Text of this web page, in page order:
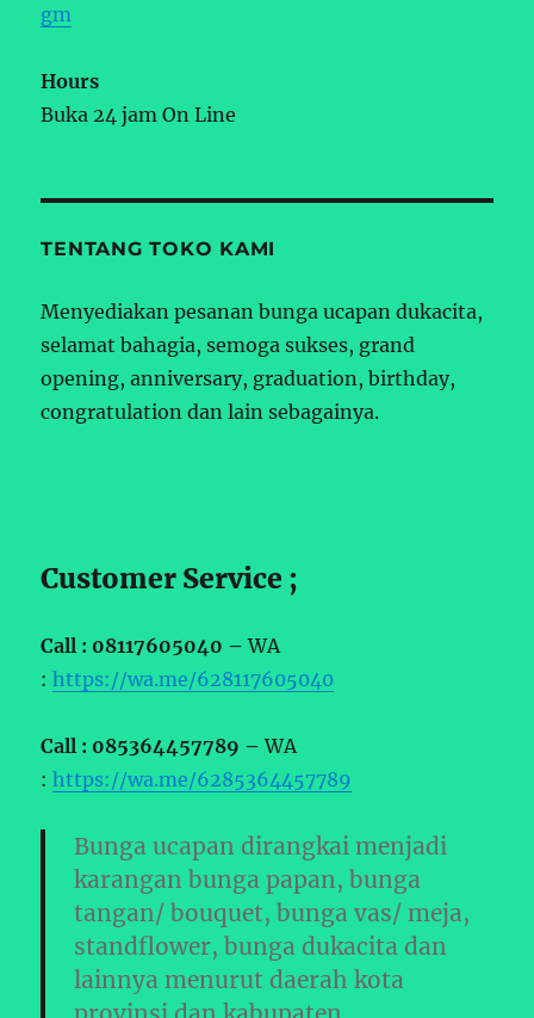
gm
Hours
Buka 24 jam On Line
TENTANG TOKO KAMI
Menyediakan pesanan bunga ucapan dukacita,
selamat bahagia, semoga sukses, grand
opening, anniversary, graduation, birthday,
congratulation dan lain sebagainya.
Customer Service ;
Call : 08117605040 –WA
:https://wa.me/628117605040
Call : 085364457789 –WA
:https://wa.me/6285364457789
Bunga ucapan dirangkai menjadi
karangan bunga papan, bunga
tangan/ bouquet, bunga vas/ meja,
standflower, bunga dukacita dan
lainnya menurut daerah kota